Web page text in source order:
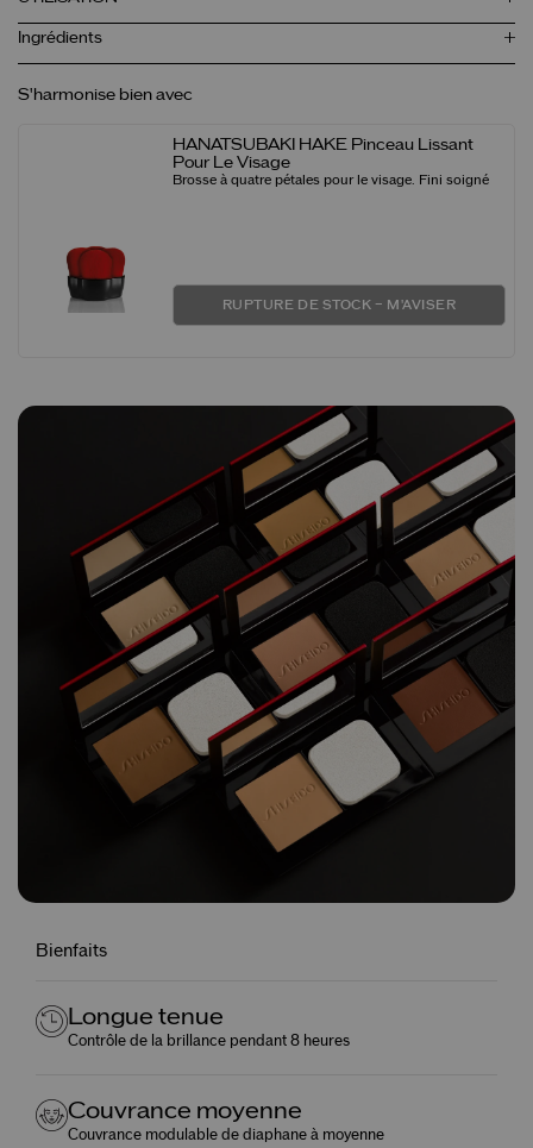
Ingrédients
S'harmonise bien avec
HANATSUBAKI HAKE Pinceau Lissant
Pour Le Visage
Brosse à quatre pétales pour le visage. Fini soigné
RUPTURE DE STOCK – M'AVISER
Bienfaits
Longue tenue
Contrôle de la brillance pendant 8 heures
Couvrance moyenne
Couvrance modulable de diaphane à moyenne